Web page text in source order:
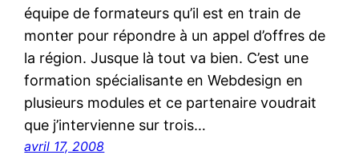
équipe de formateurs qu’il est en train de
monter pour répondre à un appel d’offres de
la région. Jusque là tout va bien. C’est une
formation spécialisante en Webdesign en
plusieurs modules et ce partenaire voudrait
que j’intervienne sur trois…
avril 17, 2008